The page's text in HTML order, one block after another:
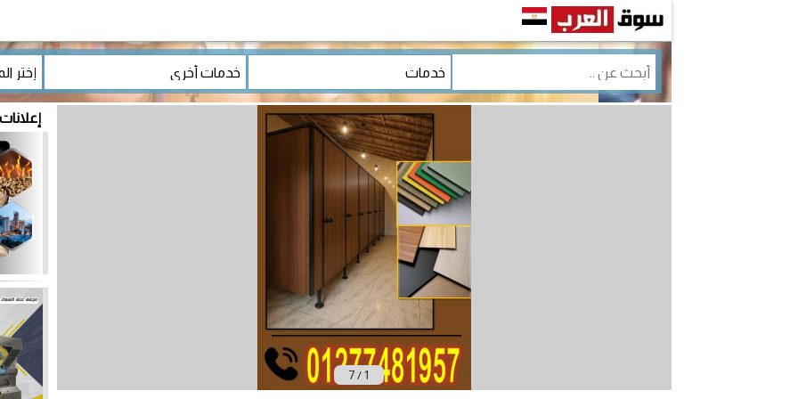
1
/
7